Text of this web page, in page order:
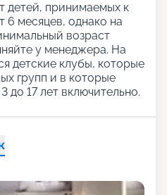
детей, принимаемых к
6 месяцев, однако на
возраст
у менеджера. На
детские клубы, которые
групп и в которые
до 17 лет включительно.